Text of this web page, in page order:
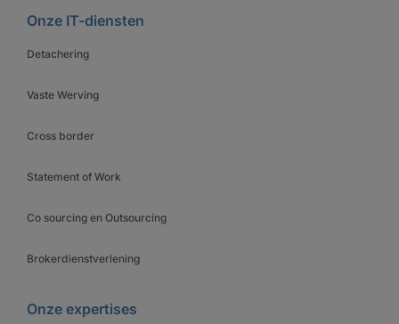
Onze IT-diensten
Detachering
Vaste Werving
Cross border
Statement of Work
Co sourcing en Outsourcing
Brokerdienstverlening
Onze expertises